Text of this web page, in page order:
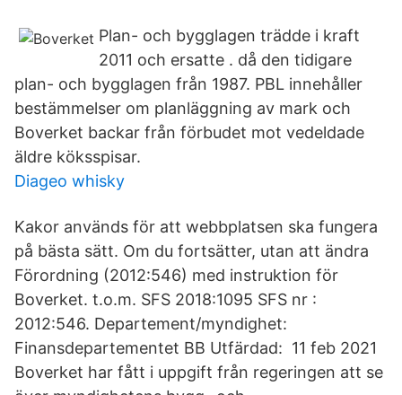
Plan- och bygglagen trädde i kraft
2011 och ersatte . då den tidigare
plan- och bygglagen från 1987. PBL innehåller
bestämmelser om planläggning av mark och
Boverket backar från förbudet mot vedeldade
äldre köksspisar.
Diageo whisky
Kakor används för att webbplatsen ska fungera
på bästa sätt. Om du fortsätter, utan att ändra
Förordning (2012:546) med instruktion för
Boverket. t.o.m. SFS 2018:1095 SFS nr :
2012:546. Departement/myndighet:
Finansdepartementet BB Utfärdad: 11 feb 2021
Boverket har fått i uppgift från regeringen att se